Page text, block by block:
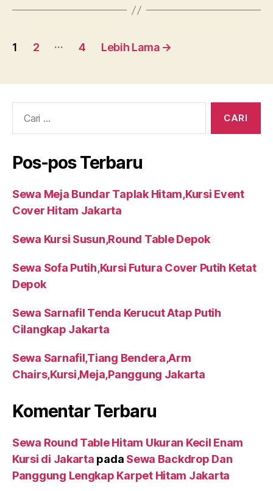
Paginasi
1 2 … 4 Lebih Lama →
Pos-pos Terbaru
Sewa Meja Bundar Taplak Hitam,Kursi Event
Cover Hitam Jakarta
Sewa Kursi Susun,Round Table Depok
Sewa Sofa Putih,Kursi Futura Cover Putih Ketat
Depok
Sewa Sarnafil Tenda Kerucut Atap Putih
Cilangkap Jakarta
Sewa Sarnafil,Tiang Bendera,Arm
Chairs,Kursi,Meja,Panggung Jakarta
Komentar Terbaru
Sewa Round Table Hitam Ukuran Kecil Enam
Kursi di Jakarta pada Sewa Backdrop Dan
Panggung Lengkap Karpet Hitam Jakarta